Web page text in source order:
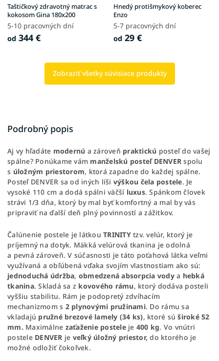
Taštičkový zdravotný matrac s
kokosom Gina 180x200
5-10 pracovných dní
od 344 €
Hnedý protišmykový koberec
Enzo
5-7 pracovných dní
od 29 €
Zobraziť všetky súvisiace produkty
Podrobný popis
Aj vy hľadáte modernú a zároveň praktickú posteľ do vašej
spálne? Ponúkame vám manželskú posteľ DENVER spolu
s úložným priestorom, ktorá zapadne do každej spálne.
Posteľ DENVER sa od iných líši výškou čela postele. Je
vysoké 110 cm a dodá spálni väčší luxus. Spánkom človek
strávi 1/3 dňa, ktorý by mal byť komfortný a mal by vás
pripraviť na ďalší deň plný povinností a zážitkov.
Čalúnenie postele je látkou TRINITYtzv. velúr, ktorý je
príjemný na dotyk. Mäkká velúrová tkanina je odolná
a pevná zároveň. V súčasnosti je táto poťahová látka veľmi
využívaná a obľúbená vďaka svojím vlastnostiam ako sú:
jednoduchá údržba, obmedzená absorpcia vodya hebká
tkanina. Skladá sa z kovového rámu, ktorý dodáva posteli
vyššiu stabilitu. Rám je podopretý zdvíhacím
mechanizmom s 2 plynovými pružinami. Do rámu sa
vkladajú pružné brezové lamely (34 ks), ktoré súširoké 52
mm. Maximálne zaťaženie posteleje 400 kg. Vo vnútri
postele DENVER je veľký úložný priestor, do ktorého je
možné odložiť čokoľvek.